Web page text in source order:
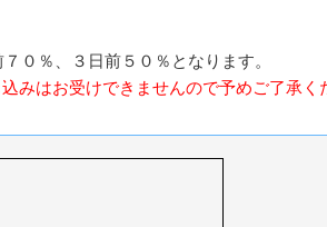
０％、３日前５０％となります。
みはお受けできませんので予めご了承く